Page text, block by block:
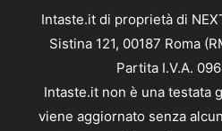
Intaste.it di proprietà di
Sistina 121, 00187 Roma
Partita I.V.A.
Intaste.it non è una testata
viene aggiornato senza